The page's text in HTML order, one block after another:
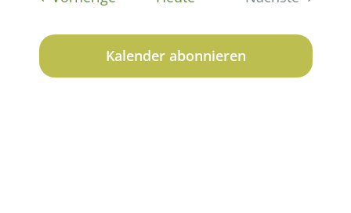
und
Kalender abonnieren